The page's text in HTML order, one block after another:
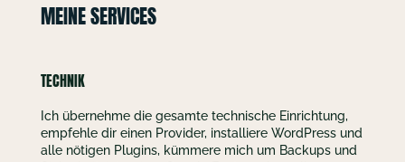
MEINE SERVICES
TECHNIK
Ich übernehme die gesamte technische Einrichtung,
empfehle dir einen Provider, installiere WordPress und
alle nötigen Plugins, kümmere mich um Backups und